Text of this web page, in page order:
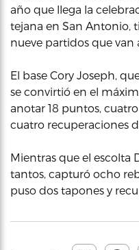
año que llega la
tejana en San Antonio,
nueve partidos que van
El base Cory Joseph,
se convirtió en el
anotar 18 puntos,
cuatro recuperaciones
Mientras que el escolta
tantos, capturó ocho
puso dos tapones y